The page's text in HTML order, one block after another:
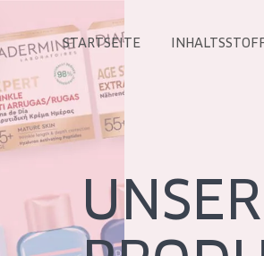
PRODUKTLINIE
Lift+
Expert
STARTSEITE